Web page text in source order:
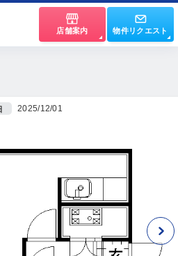
店舗案内 物件リクエスト
2025/12/01